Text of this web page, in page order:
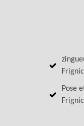
Pose